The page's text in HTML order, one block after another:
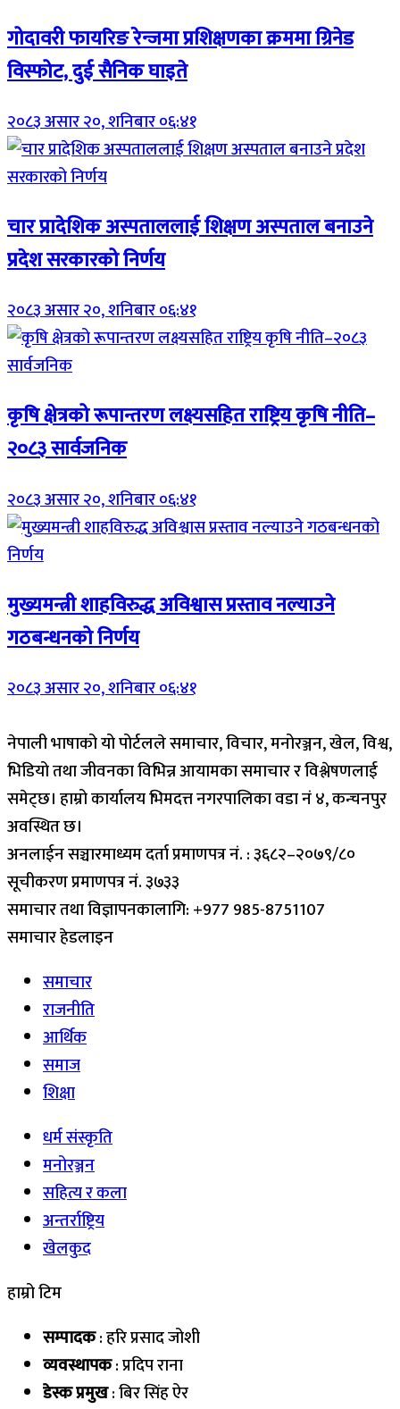
गोदावरी फायरिङ रेन्जमा प्रशिक्षणका क्रममा ग्रिनेड
विस्फोट, दुई सैनिक घाइते
२०८३ असार २०, शनिबार ०६:४१
चार प्रादेशिक अस्पताललाई शिक्षण अस्पताल बनाउने
प्रदेश सरकारको निर्णय
२०८३ असार २०, शनिबार ०६:४१
कृषि क्षेत्रको रूपान्तरण लक्ष्यसहित राष्ट्रिय कृषि नीति–
२०८३ सार्वजनिक
२०८३ असार २०, शनिबार ०६:४१
मुख्यमन्त्री शाहविरुद्ध अविश्वास प्रस्ताव नल्याउने
गठबन्धनको निर्णय
२०८३ असार २०, शनिबार ०६:४१
नेपाली भाषाको यो पोर्टलले समाचार, विचार, मनोरञ्जन, खेल, विश्व,
भिडियो तथा जीवनका विभिन्न आयामका समाचार र विश्लेषणलाई
समेट्छ। हाम्रो कार्यालय भिमदत्त नगरपालिका वडा नं ४, कन्चनपुर
अवस्थित छ।
अनलाईन सञ्चारमाध्यम दर्ता प्रमाणपत्र नं. : ३६८२–२०७९/८०
सूचीकरण प्रमाणपत्र नं. ३७३३
समाचार तथा विज्ञापनकालागि: +977 985-8751107
समाचार हेडलाइन
समाचार
राजनीति
आर्थिक
समाज
शिक्षा
धर्म संस्कृति
मनोरञ्जन
सहित्य र कला
अन्तर्राष्ट्रिय
खेलकुद
हाम्रो टिम
सम्पादक: हरि प्रसाद जोशी
व्यवस्थापक: प्रदिप राना
डेस्क प्रमुख: बिर सिंह ऐर